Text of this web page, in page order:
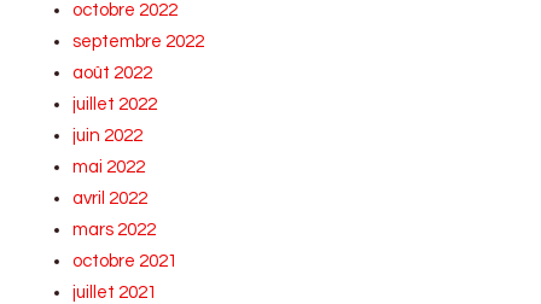
octobre 2022
septembre 2022
août 2022
juillet 2022
juin 2022
mai 2022
avril 2022
mars 2022
octobre 2021
juillet 2021